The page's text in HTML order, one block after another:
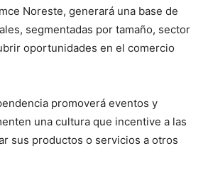
Noreste, generará una base de
segmentadas por tamaño, sector
oportunidades en el comercio
promoverá eventos y
una cultura que incentive a las
sus productos o servicios a otros